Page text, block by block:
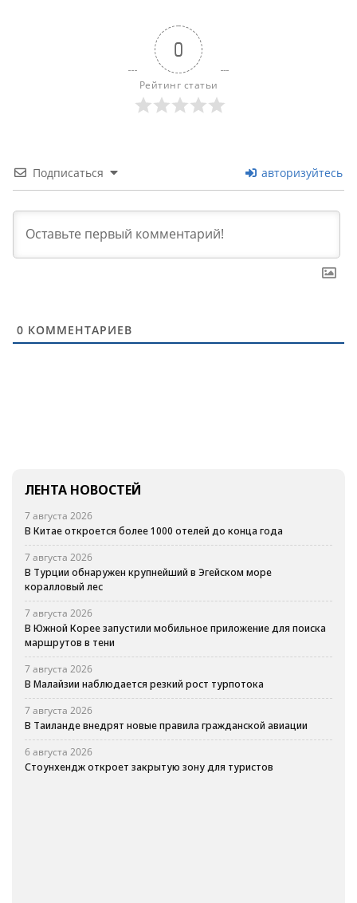
0
Рейтинг статьи
Подписаться авторизуйтесь
0 КОММЕНТАРИЕВ
ЛЕНТА НОВОСТЕЙ
7 августа 2026
В Китае откроется более 1000 отелей до конца года
7 августа 2026
В Турции обнаружен крупнейший в Эгейском море
коралловый лес
7 августа 2026
В Южной Корее запустили мобильное приложение для поиска
маршрутов в тени
7 августа 2026
В Малайзии наблюдается резкий рост турпотока
7 августа 2026
В Таиланде внедрят новые правила гражданской авиации
6 августа 2026
Стоунхендж откроет закрытую зону для туристов